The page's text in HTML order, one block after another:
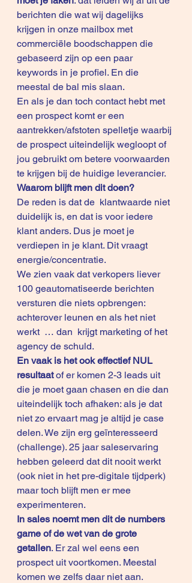
berichten die wat wij dagelijks
krijgen in onze mailbox met
commerciële boodschappen die
gebaseerd zijn op een paar
keywords in je profiel. En die
meestal de bal mis slaan.
En als je dan toch contact hebt met
een prospect komt er een
aantrekken/afstoten spelletje waarbij
de prospect uiteindelijk wegloopt of
jou gebruikt om betere voorwaarden
te krijgen bij de huidige leverancier.
Waarom blijft men dit doen?
De reden is dat de  klantwaarde niet
duidelijk is, en dat is voor iedere
klant anders. Dus je moet je
verdiepen in je klant. Dit vraagt
energie/concentratie.
We zien vaak dat verkopers liever
100 geautomatiseerde berichten
versturen die niets opbrengen:
achterover leunen en als het niet
werkt  … dan  krijgt marketing of het
agency de schuld.
En vaak is het ook effectief NUL
resultaat of er komen 2-3 leads uit
die je moet gaan chasen en die dan
uiteindelijk toch afhaken: als je dat
niet zo ervaart mag je altijd je case
delen. We zijn erg geïnteresseerd
(challenge). 25 jaar saleservaring
hebben geleerd dat dit nooit werkt
(ook niet in het pre-digitale tijdperk)
maar toch blijft men er mee
experimenteren.
In sales noemt men dit de numbers
game of de wet van de grote
getallen. Er zal wel eens een
prospect uit voortkomen. Meestal
komen we zelfs daar niet aan.